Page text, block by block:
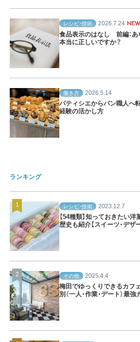
レシピ・技術 2026.7.24 NEW
食品表示のはなし 前編：あ
本当に正しいですか？
働き方 2026.5.14
パティシエからパン職人へ
経験の活かし方
ランキング
レシピ・技術 2023.12.7
【54種類】知っておきたい洋
歴史も紹介【スイーツ・デザ
その他 2025.4.4
梅田でゆっくりできるカフ
別（一人・作業・デート）最強